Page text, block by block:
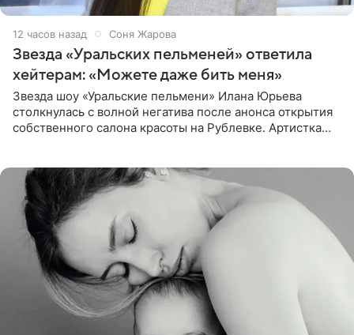
12 часов назад Соня Жарова
Звезда «Уральских пельменей» ответила
хейтерам: «Можете даже бить меня»
Звезда шоу «Уральские пельмени» Илана Юрьева
столкнулась с волной негатива после анонса открытия
собственного салона красоты на Рублевке. Артистка